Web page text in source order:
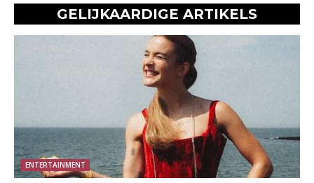
GELIJKAARDIGE ARTIKELS
ENTERTAINMENT